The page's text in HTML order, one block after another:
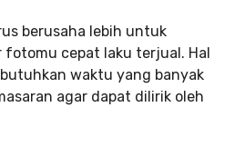
berusaha lebih untuk
fotomu cepat laku terjual. Hal
waktu yang banyak
agar dapat dilirik oleh